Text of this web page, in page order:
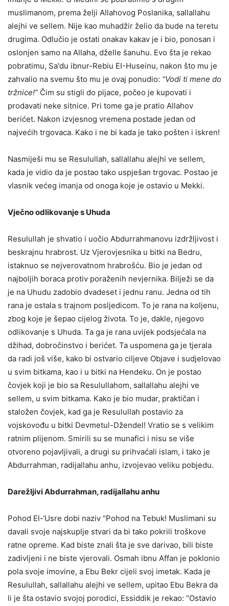
muslimanom, prema želji Allahovog Poslanika, sallallahu
alejhi ve sellem. Nije kao muhadžir želio da bude na teretu
drugima. Odlučio je ostati onakav kakav je i bio, ponosan i
oslonjen samo na Allaha, dželle šanuhu. Evo šta je rekao
pobratimu, Sa'du ibnur-Rebiu EI-Huseinu, nakon što mu je
zahvalio na svemu što mu je ovaj ponudio: “Vodi ti mene do
tržnice!” Čim su stigli do pijace, počeo je kupovati i
prodavati neke sitnice. Pri tome ga je pratio Allahov
berićet. Nakon izvjesnog vremena postade jedan od
najvećih trgovaca. Kako i ne bi kada je tako pošten i iskren!
Nasmiješi mu se Resulullah, sallallahu alejhi ve sellem,
kada je vidio da je postao tako uspješan trgovac. Postao je
vlasnik većeg imanja od onoga koje je ostavio u Mekki.
Vječno odlikovanje s Uhuda
Resulullah je shvatio i uočio Abdurrahmanovu izdržljivost i
beskrajnu hrabrost. Uz Vjerovjesnika u bitki na Bedru,
istaknuo se nejverovatnom hrabrošću. Bio je jedan od
najboljih boraca protiv poraženih nevjernika. Bilježi se da
je na Uhudu zadobio dvadeset i jednu ranu. Jedna od tih
rana je ostala s trajnom posljedicom. To je rana na koljenu,
zbog koje je šepao cijelog života. To je, dakle, njegovo
odlikovanje s Uhuda. Ta ga je rana uvijek podsjećala na
džihad, dobročinstvo i berićet. Ta uspomena ga je tjerala
da radi još više, kako bi ostvario ciljeve Objave i sudjelovao
u svim bitkama, kao i u bitki na Hendeku. On je postao
čovjek koji je bio sa Resulullahom, sallallahu alejhi ve
sellem, u svim bitkama. Kako je bio mudar, praktičan i
staložen čovjek, kad ga je Resulullah postavio za
vojskovođu u bitki Devmetul-Džendel! Vratio se s velikim
ratnim plijenom. Smirili su se munafici i nisu se više
otvoreno pojavljivali, a drugi su prihvaćali islam, i tako je
Abdurrahman, radijallahu anhu, izvojevao veliku pobjedu.
Darežljivi Abdurrahman, radijallahu anhu
Pohod El-‘Usre dobi naziv “Pohod na Tebuk! Muslimani su
davali svoje najskuplje stvari da bi tako pokrili troškove
ratne opreme. Kad biste znali šta je sve darivao, bili biste
zadivljeni i ne biste vjerovali. Osmah ibnu Affan je poklonio
pola svoje imovine, a Ebu Bekr cijeli svoj imetak. Kada je
Resulullah, sallallahu alejhi ve sellem, upitao Ebu Bekra da
li je šta ostavio svojoj porodici, Essiddik je rekao: “Ostavio